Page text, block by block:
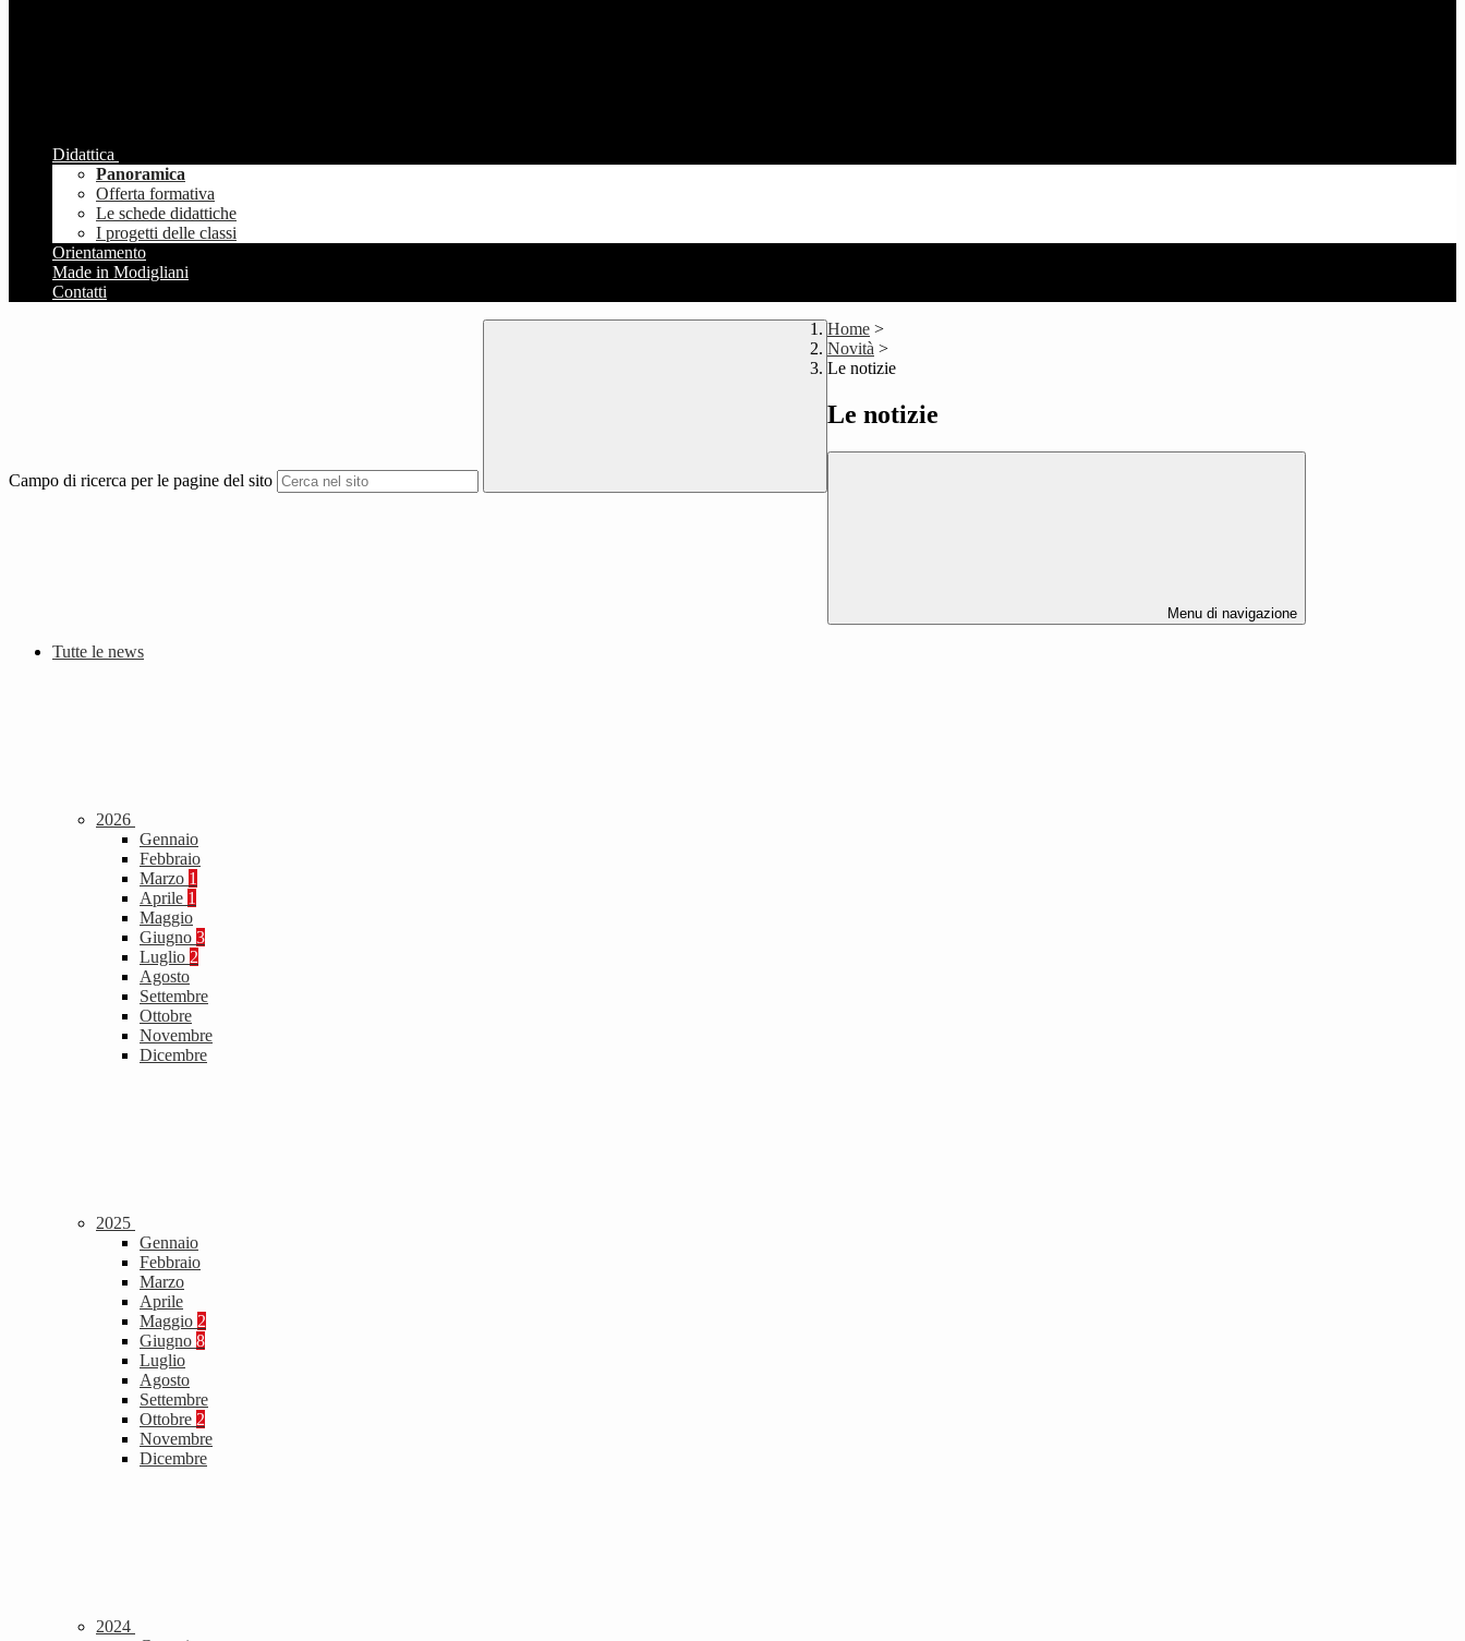
Didattica
Panoramica
Offerta formativa
Le schede didattiche
I progetti delle classi
Orientamento
Made in Modigliani
Contatti
Campo di ricerca per le pagine del sito
Home >
Novità >
Le notizie
Le notizie
Menu di navigazione
Tutte le news
2026
Gennaio
Febbraio
Marzo 1
Aprile 1
Maggio
Giugno 3
Luglio 2
Agosto
Settembre
Ottobre
Novembre
Dicembre
2025
Gennaio
Febbraio
Marzo
Aprile
Maggio 2
Giugno 8
Luglio
Agosto
Settembre
Ottobre 2
Novembre
Dicembre
2024